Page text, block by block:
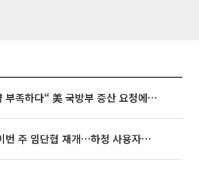
[특징주] “탄약 부족하다“ 美 국방부 증산 요청에⋯국내 방산주 급등세
현대차·기아, 이번 주 임단협 재개…하청 사용자성 재심도 ‘변수’